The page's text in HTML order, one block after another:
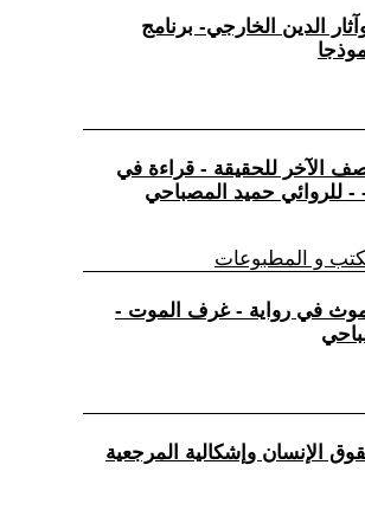
وآثار الدين الخارجي- برنامج
الآخر للحقيقة - قراءة في
- للروائي حميد المصباحي
و المطبوعات
والموث في رواية - غرف الموت -